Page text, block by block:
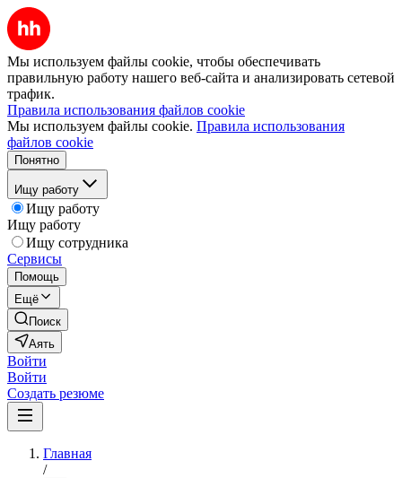
Мы используем файлы cookie, чтобы обеспечивать
правильную работу нашего веб-сайта и анализировать сетевой
трафик.
Правила использования файлов cookie
Мы используем файлы cookie. Правила использования
файлов cookie
Понятно
Ищу работу
Ищу работу
Ищу работу
Ищу сотрудника
Сервисы
Помощь
Ещё
Поиск
Аять
Войти
Войти
Создать резюме
Главная
/